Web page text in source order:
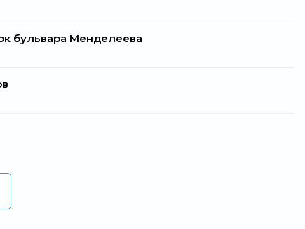
бульвара Менделеева